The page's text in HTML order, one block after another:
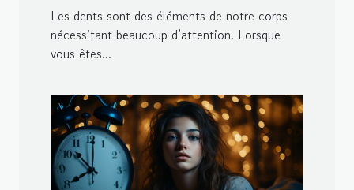
Les dents sont des éléments de notre corps
nécessitant beaucoup d’attention. Lorsque
vous êtes...